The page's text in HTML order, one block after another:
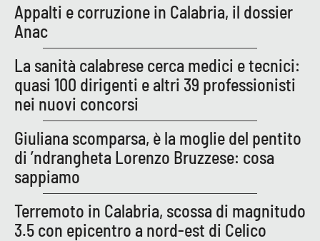
Catanzarochannel.it
APP
Android
Apple
Appalti e corruzione in Calabria, il dossier
Anac
La sanità calabrese cerca medici e tecnici:
quasi 100 dirigenti e altri 39 professionisti
nei nuovi concorsi
Giuliana scomparsa, è la moglie del pentito
di ’ndrangheta Lorenzo Bruzzese: cosa
sappiamo
Terremoto in Calabria, scossa di magnitudo
3.5 con epicentro a nord-est di Celico